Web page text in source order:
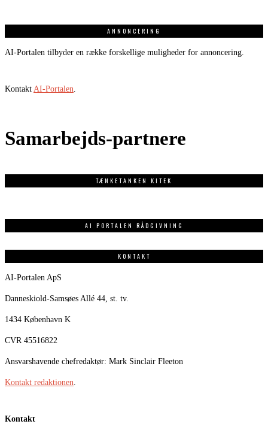
ANNONCERING
AI-Portalen tilbyder en række forskellige muligheder for annoncering.
Kontakt AI-Portalen
Samarbejds-partnere
TÆNKETANKEN KITEK
AI PORTALEN RÅDGIVNING
KONTAKT
AI-Portalen ApS
Danneskiold-Samsøes Allé 44, st. tv.
1434 København K
CVR 45516822
Ansvarshavende chefredaktør: Mark Sinclair Fleeton
Kontakt redaktionen
Kontakt